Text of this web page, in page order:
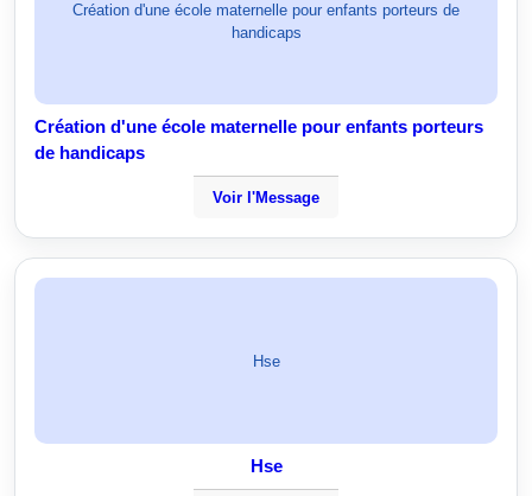
Création d'une école maternelle pour enfants porteurs de
handicaps
Création d'une école maternelle pour enfants porteurs
de handicaps
Voir l'Message
Hse
Hse